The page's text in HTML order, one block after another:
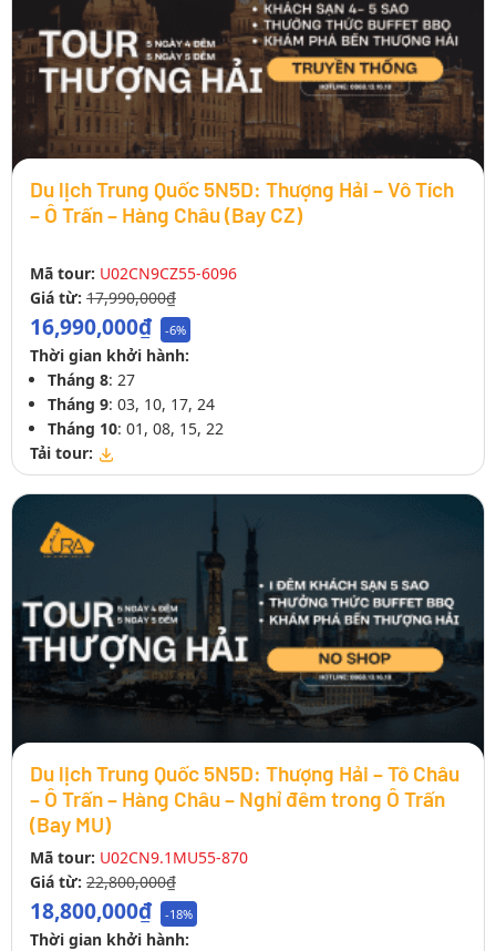
Du lịch Trung Quốc 5N5D: Thượng Hải – Vô Tích
– Ô Trấn – Hàng Châu (Bay CZ)
Mã tour: U02CN9CZ55-6096
Giá từ: 17,990,000₫
16,990,000₫ -6%
Thời gian khởi hành:
Tháng 8: 27
Tháng 9: 03, 10, 17, 24
Tháng 10: 01, 08, 15, 22
Tải tour:
Du lịch Trung Quốc 5N5D: Thượng Hải – Tô Châu
– Ô Trấn – Hàng Châu – Nghỉ đêm trong Ô Trấn
(Bay MU)
Mã tour: U02CN9.1MU55-870
Giá từ: 22,800,000₫
18,800,000₫ -18%
Thời gian khởi hành: